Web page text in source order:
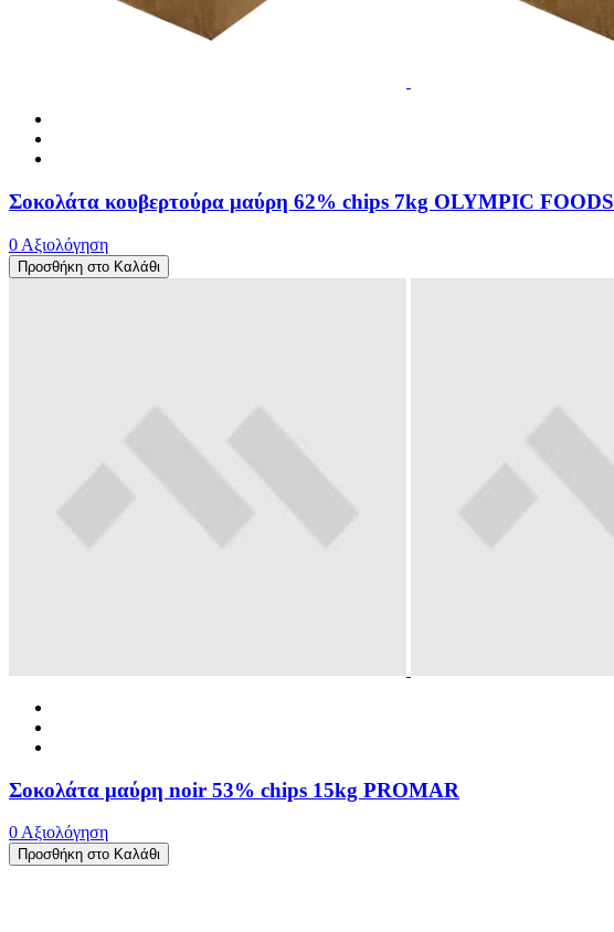
Σοκολάτα κουβερτούρα μαύρη 62% chips 7kg OLYMPIC FOODS
0 Αξιολόγηση
Προσθήκη στο Καλάθι
Σοκολάτα μαύρη noir 53% chips 15kg PROMAR
0 Αξιολόγηση
Προσθήκη στο Καλάθι